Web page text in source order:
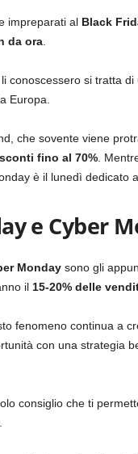
impreparati al Black
da ora.
conoscessero si tratta
Europa.
che sovente viene
fino al 70%.
è il lunedì dedicato
e Cyber
Mondaysono gli
il15-20% delle
fenomeno continua a
con una strategia
consiglio che ti